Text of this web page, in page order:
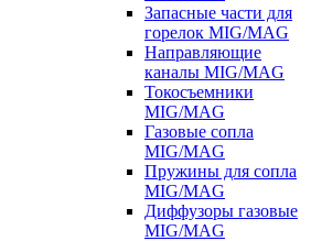
Запасные части для
горелок MIG/MAG
Направляющие
каналы MIG/MAG
Токосъемники
MIG/MAG
Газовые сопла
MIG/MAG
Пружины для сопла
MIG/MAG
Диффузоры газовые
MIG/MAG